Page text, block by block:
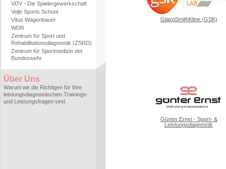
VDV - Die Spielergewerkschaft
Vejle Sports School
Vitus Wagenbauer
WDR
Zentrum für Sport und
Rehabilitationsdiagnostik (ZSRD)
Zentrum für Sportmedizin der
Bundeswehr
Über Uns
Warum wir die Richtigen für Ihre
leistungsdiagnostischen Trainings-
und Leistungsfragen sind.
GlaxoSmithKline (GSK)
Günter Ernst - Sport- &
Leistungsdiagnostik